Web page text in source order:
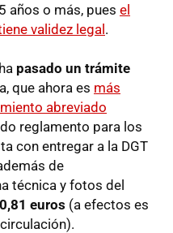
años o más, pues el
validez legal.
pasado un trámite
que ahora es más
abreviado
reglamento para los
con entregar a la DGT
de
técnica y fotos del
euros (a efectos es